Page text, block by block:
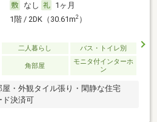
なし
1ヶ月
1階 / 2DK（30.61m2）
二人暮らし バス・トイレ別
角部屋
モニタ付インターホ
ン
・外観タイル張り・閑静な住宅
ド決済可